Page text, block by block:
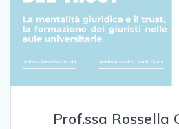
Prof.ssa Rossella